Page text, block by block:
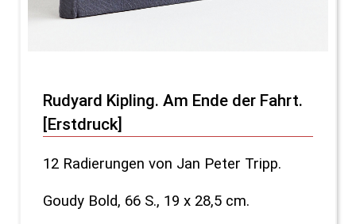
Rudyard Kipling. Am Ende der Fahrt.
[Erstdruck]
12 Radierungen von Jan Peter Tripp.
Goudy Bold, 66 S., 19 x 28,5 cm.